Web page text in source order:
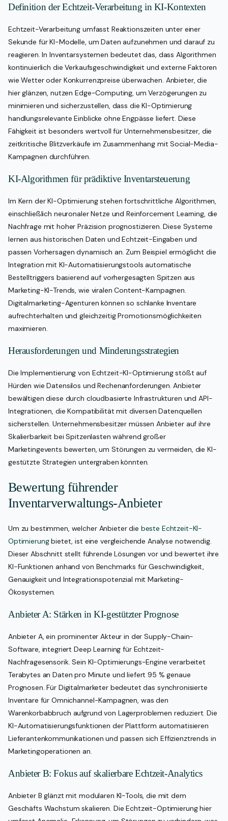
Definition der Echtzeit-Verarbeitung in KI-Kontexten
Echtzeit-Verarbeitung umfasst Reaktionszeiten unter einer
Sekunde für KI-Modelle, um Daten aufzunehmen und darauf zu
reagieren. In Inventarsystemen bedeutet das, dass Algorithmen
kontinuierlich die Verkaufsgeschwindigkeit und externe Faktoren
wie Wetter oder Konkurrenzpreise überwachen. Anbieter, die
hier glänzen, nutzen Edge-Computing, um Verzögerungen zu
minimieren und sicherzustellen, dass die KI-Optimierung
handlungsrelevante Einblicke ohne Engpässe liefert. Diese
Fähigkeit ist besonders wertvoll für Unternehmensbesitzer, die
zeitkritische Blitzverkäufe im Zusammenhang mit Social-Media-
Kampagnen durchführen.
KI-Algorithmen für prädiktive Inventarsteuerung
Im Kern der KI-Optimierung stehen fortschrittliche Algorithmen,
einschließlich neuronaler Netze und Reinforcement Learning, die
Nachfrage mit hoher Präzision prognostizieren. Diese Systeme
lernen aus historischen Daten und Echtzeit-Eingaben und
passen Vorhersagen dynamisch an. Zum Beispiel ermöglicht die
Integration mit KI-Automatisierungstools automatische
Bestelltriggers basierend auf vorhergesagten Spitzen aus
Marketing-KI-Trends, wie viralen Content-Kampagnen.
Digitalmarketing-Agenturen können so schlanke Inventare
aufrechterhalten und gleichzeitig Promotionsmöglichkeiten
maximieren.
Herausforderungen und Minderungsstrategien
Die Implementierung von Echtzeit-KI-Optimierung stößt auf
Hürden wie Datensilos und Rechenanforderungen. Anbieter
bewältigen diese durch cloudbasierte Infrastrukturen und API-
Integrationen, die Kompatibilität mit diversen Datenquellen
sicherstellen. Unternehmensbesitzer müssen Anbieter auf ihre
Skalierbarkeit bei Spitzenlasten während großer
Marketingevents bewerten, um Störungen zu vermeiden, die KI-
gestützte Strategien untergraben könnten.
Bewertung führender
Inventarverwaltungs-Anbieter
Um zu bestimmen, welcher Anbieter die beste Echtzeit-KI-
Optimierungbietet, ist eine vergleichende Analyse notwendig.
Dieser Abschnitt stellt führende Lösungen vor und bewertet ihre
KI-Funktionen anhand von Benchmarks für Geschwindigkeit,
Genauigkeit und Integrationspotenzial mit Marketing-
Ökosystemen.
Anbieter A: Stärken in KI-gestützter Prognose
Anbieter A, ein prominenter Akteur in der Supply-Chain-
Software, integriert Deep Learning für Echtzeit-
Nachfragesensorik. Sein KI-Optimierungs-Engine verarbeitet
Terabytes an Daten pro Minute und liefert 95 % genaue
Prognosen. Für Digitalmarketer bedeutet das synchronisierte
Inventare für Omnichannel-Kampagnen, was den
Warenkorbabbruch aufgrund von Lagerproblemen reduziert. Die
KI-Automatisierungsfunktionen der Plattform automatisieren
Lieferantenkommunikationen und passen sich Effizienztrends in
Marketingoperationen an.
Anbieter B: Fokus auf skalierbare Echtzeit-Analytics
Anbieter B glänzt mit modularen KI-Tools, die mit dem
Geschäfts Wachstum skalieren. Die Echtzeit-Optimierung hier